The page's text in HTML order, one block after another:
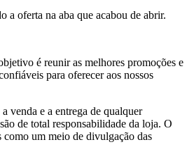
a oferta na aba que acabou de abrir.
é reunir as melhores promoções e
para oferecer aos nossos
venda e a entrega de qualquer
de total responsabilidade da loja. O
como um meio de divulgação das